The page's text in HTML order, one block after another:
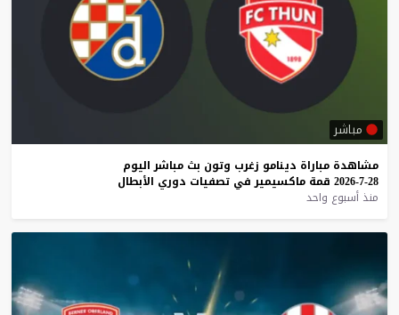
مباشر
مشاهدة مباراة دينامو زغرب وتون بث مباشر اليوم
28-7-2026
قمة ماكسيمير في تصفيات دوري الأبطال
منذ أسبوع واحد